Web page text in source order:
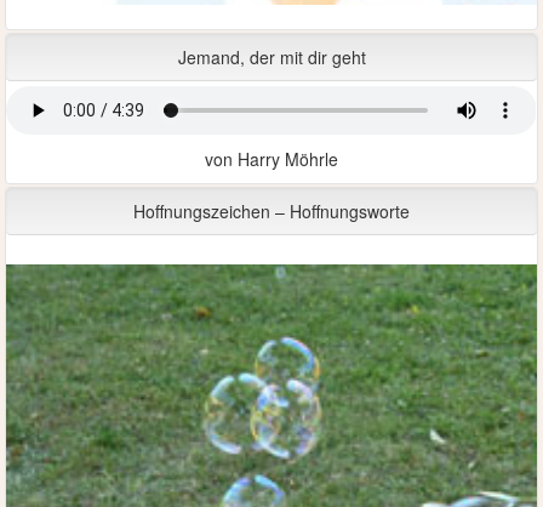
Jemand, der mit dir geht
von Harry Möhrle
Hoffnungszeichen – Hoffnungsworte